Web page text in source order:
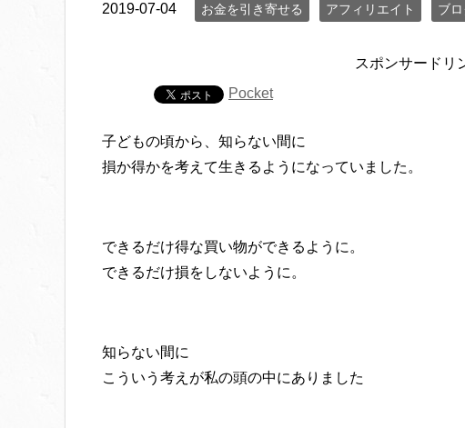
2019-07-04 お金を引き寄せる アフィリエイト ブ
スポンサードリ
Pocket
子どもの頃から、知らない間に
損か得かを考えて生きるようになっていました。
できるだけ得な買い物ができるように。
できるだけ損をしないように。
知らない間に
こういう考えが私の頭の中にありました